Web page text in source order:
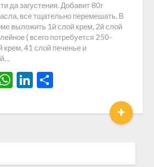
да загустения. Добавит 80г
все тщательно перемешать. В
выложить 1й слой крем, 2й слой
( всего потребуется 250-
крем, 41 слой печенье и
WhatsApp
LinkedIn
+